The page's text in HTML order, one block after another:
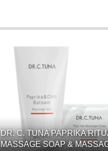
DR. C. TUNA PAPRIKA
MASSAGE SOAP &